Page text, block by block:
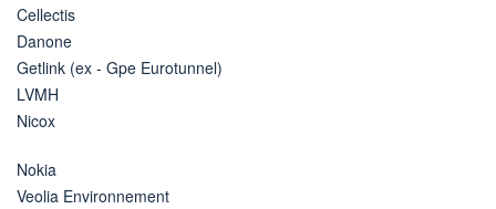
Cellectis
Danone
Getlink (ex - Gpe Eurotunnel)
LVMH
Nicox
Nokia
Veolia Environnement